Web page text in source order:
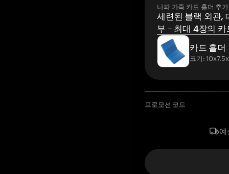
나파 가죽 카드 홀더 추가
세련된 블랙 외관,
부 – 최대 4장의
카드 홀더
크기:
프로모션 코드
예